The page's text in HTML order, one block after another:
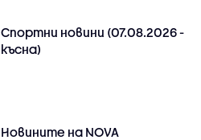
Спортни новини (07.08.2026 -
късна)
Новините на NOVA